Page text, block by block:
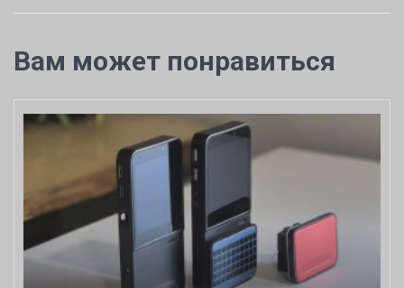
Вам может понравиться